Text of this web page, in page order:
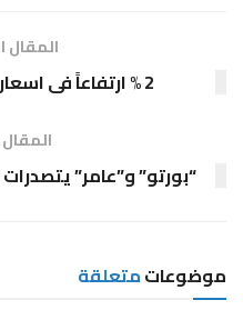
المقال
2 % ارتفاعاً فى اسعار هواتف «سامسونج»
المقال
“بورتو” و”عامر”
موضوعاتمتعلقة